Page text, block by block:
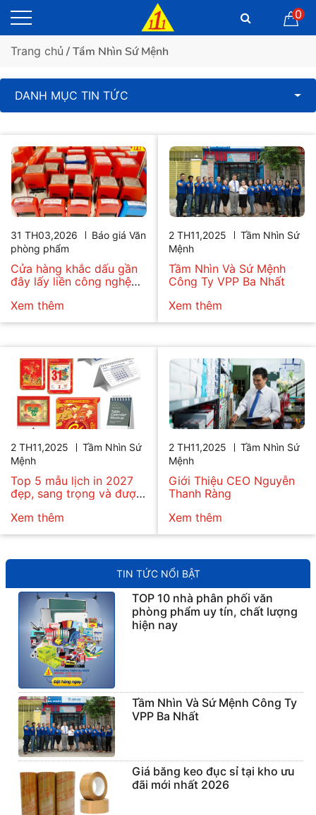
0
Trang chủ / Tầm Nhìn Sứ Mệnh
TIN TỨC NỔI BẬT
TOP 10 nhà phân phối văn
phòng phẩm uy tín, chất lượng
hiện nay
Tầm Nhìn Và Sứ Mệnh Công Ty
VPP Ba Nhất
Giá băng keo đục sỉ tại kho ưu
đãi mới nhất 2026
DANH MỤC TIN TỨC
31 TH03,2026
Báo giá Văn
phòng phẩm
Cửa hàng khắc dấu gần
đây lấy liền công nghệ
Xem thêm
2 TH11,2025
Tầm Nhìn Sứ
Mệnh
Tầm Nhìn Và Sứ Mệnh
Công Ty VPP Ba Nhất
Xem thêm
2 TH11,2025
Tầm Nhìn Sứ
Mệnh
Top 5 mẫu lịch in 2027
đẹp, sang trọng và được
Xem thêm
2 TH11,2025
Tầm Nhìn Sứ
Mệnh
Giới Thiệu CEO Nguyễn
Thanh Ràng
Xem thêm